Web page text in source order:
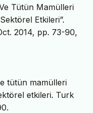
Tütün Mamülleri
Etkileri”.
2014, pp. 73-90,
tütün mamülleri
etkileri. Turk